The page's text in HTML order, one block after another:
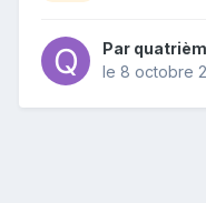
Par
le 8 octobre